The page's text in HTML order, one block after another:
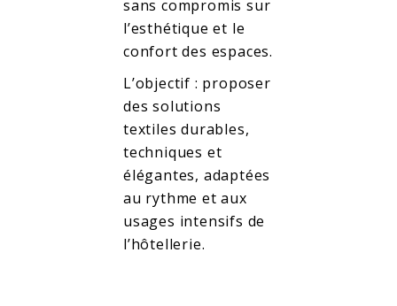
sans compromis sur
l’esthétique et le
confort des espaces.
L’objectif : proposer
des solutions
textiles durables,
techniques et
élégantes, adaptées
au rythme et aux
usages intensifs de
l’hôtellerie.